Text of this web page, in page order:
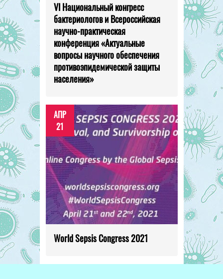
VI Национальный конгресс
бактериологов и Всероссийская
научно-практическая
конференция «Актуальные
вопросы научного обеспечения
противоэпидемической защиты
населения»
АПР
21
World Sepsis Congress 2021